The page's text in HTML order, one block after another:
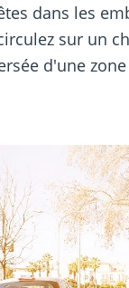
dans les
sur un
d'une